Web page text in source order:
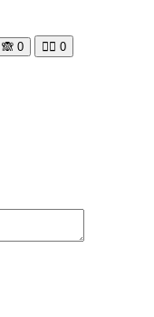
🙈 0 🧘‍♀️ 0